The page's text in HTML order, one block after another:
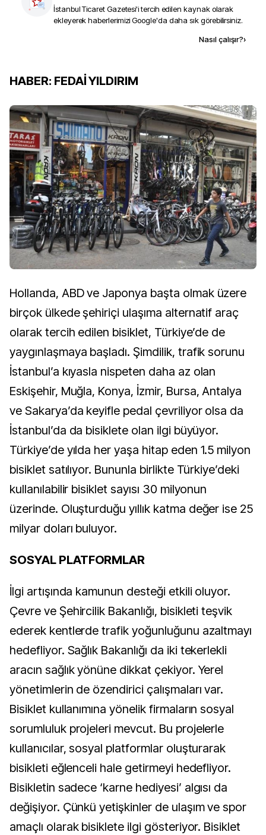
İstanbul Ticaret Gazetesi'i tercih edilen kaynak olarak
ekleyerek haberlerimizi Google'da daha sık görebilirsiniz.
Nasıl çalışır?›
HABER: FEDAİ YILDIRIM
Hollanda, ABD ve Japonya başta olmak üzere
birçok ülkede şehiriçi ulaşıma alternatif araç
olarak tercih edilen bisiklet, Türkiye’de de
yaygınlaşmaya başladı. Şimdilik, trafik sorunu
İstanbul’a kıyasla nispeten daha az olan
Eskişehir, Muğla, Konya, İzmir, Bursa, Antalya
ve Sakarya’da keyifle pedal çevriliyor olsa da
İstanbul’da da bisiklete olan ilgi büyüyor.
Türkiye’de yılda her yaşa hitap eden 1.5 milyon
bisiklet satılıyor. Bununla birlikte Türkiye’deki
kullanılabilir bisiklet sayısı 30 milyonun
üzerinde. Oluşturduğu yıllık katma değer ise 25
milyar doları buluyor.
SOSYAL PLATFORMLAR
İlgi artışında kamunun desteği etkili oluyor.
Çevre ve Şehircilik Bakanlığı, bisikleti teşvik
ederek kentlerde trafik yoğunluğunu azaltmayı
hedefliyor. Sağlık Bakanlığı da iki tekerlekli
aracın sağlık yönüne dikkat çekiyor. Yerel
yönetimlerin de özendirici çalışmaları var.
Bisiklet kullanımına yönelik firmaların sosyal
sorumluluk projeleri mevcut. Bu projelerle
kullanıcılar, sosyal platformlar oluşturarak
bisikleti eğlenceli hale getirmeyi hedefliyor.
Bisikletin sadece ‘karne hediyesi’ algısı da
değişiyor. Çünkü yetişkinler de ulaşım ve spor
amaçlı olarak bisiklete ilgi gösteriyor. Bisiklet